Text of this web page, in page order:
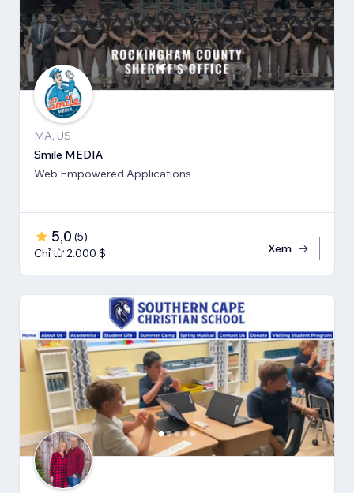
MA, US
Smile MEDIA
Web Empowered Applications
5,0 (5)
Chỉ từ 2.000 $
Xem